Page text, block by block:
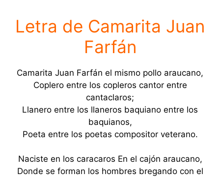
Letra de Camarita Juan
Farfán
Camarita Juan Farfán el mismo pollo araucano,
Coplero entre los copleros cantor entre
cantaclaros;
Llanero entre los llaneros baquiano entre los
baquianos,
Poeta entre los poetas compositor veterano.
Naciste en los caracaros En el cajón araucano,
Donde se forman los hombres bregando con el